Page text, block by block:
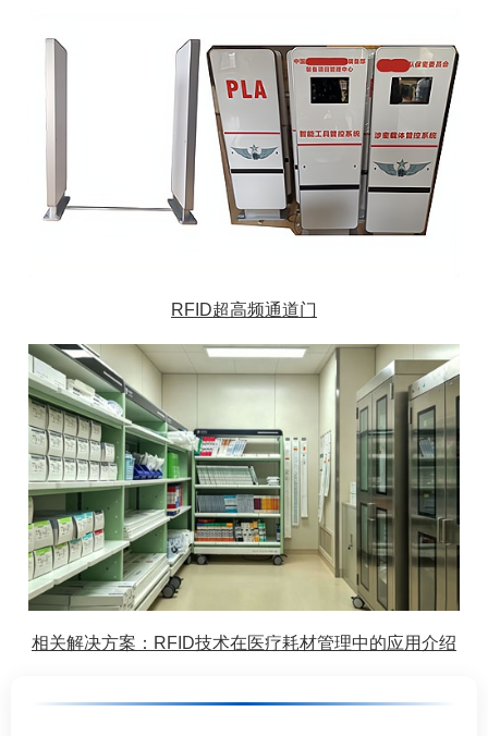
RFID超高频通道门
相关解决方案：RFID技术在医疗耗材管理中的应用介绍